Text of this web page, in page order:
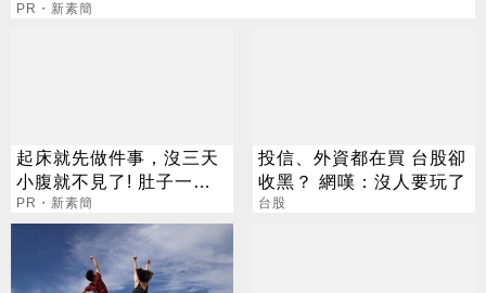
PR・新素簡
起床就先做件事，沒三天
小腹就不見了! 肚子一天
天變小！
PR・新素簡
投信、外資都在買 台股卻
收黑？ 網嘆：沒人要玩了
台股